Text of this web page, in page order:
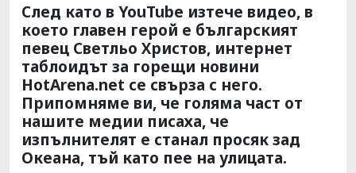
След като в YouTube изтече видео, в
което главен герой е българският
певец Светльо Христов, интернет
таблоидът за горещи новини
HotArena.net се свърза с него.
Припомняме ви, че голяма част от
нашите медии писаха, че
изпълнителят е станал просяк зад
Океана, тъй като пее на улицата.